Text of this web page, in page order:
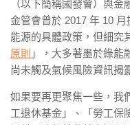
（以下簡稱國發會）與
金管會曾於 2017 年 10
能源的具體政策，但細究
原則 」，大多著墨於綠能
尚未觸及氣候風險資訊揭
如果要再更聚焦一些，我
工退休基金」、「勞工保